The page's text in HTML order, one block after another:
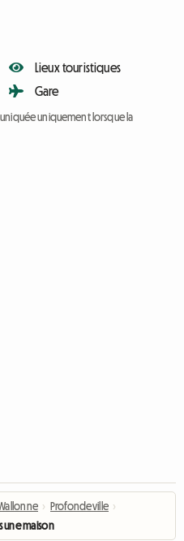
Lieux touristiques
Gare
uniquement lorsque la
› Profondeville ›
maison unifamiliale